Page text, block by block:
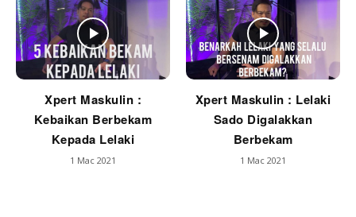
Xpert Maskulin :
Kebaikan Berbekam
Kepada Lelaki
1 Mac 2021
Xpert Maskulin : Lelaki
Sado Digalakkan
Berbekam
1 Mac 2021